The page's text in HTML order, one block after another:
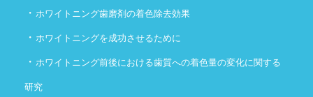
・ ホワイトニング歯磨剤の着色除去効果
・ ホワイトニングを成功させるために
・ ホワイトニング前後における歯質への着色量の変化に関する
研究